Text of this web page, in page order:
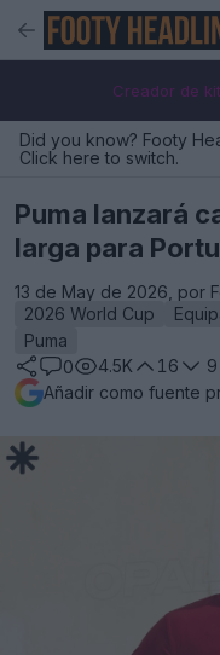
Creador de
Did you know? Footy
Click here to switch.
Puma lanzará
larga para
13 de May de 2026, por
2026 World Cup
Puma
0
4.5K 16
9
Añadir como fuente